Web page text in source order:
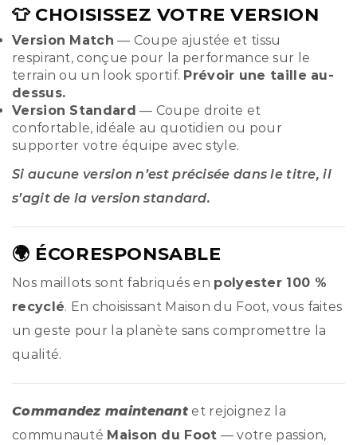
👕 CHOISISSEZ VOTRE VERSION
Version Match — Coupe ajustée et tissu
respirant, conçue pour la performance sur le
terrain ou un look sportif. Prévoir une taille au-
dessus.
Version Standard — Coupe droite et
confortable, idéale au quotidien ou pour
supporter votre équipe avec style.
Si aucune version n’est précisée dans le titre, il
s’agit de la version standard.
🌍 ÉCORESPONSABLE
Nos maillots sont fabriqués en polyester 100 %
recyclé. En choisissant Maison du Foot, vous faites
un geste pour la planète sans compromettre la
qualité.
Commandez maintenant et rejoignez la
communauté Maison du Foot — votre passion,